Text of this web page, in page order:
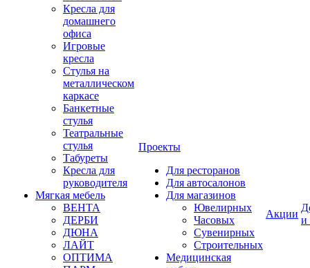
Кресла для
домашнего
офиса
Игровые
кресла
Стулья на
металлическом
каркасе
Банкетные
стулья
Театральные
стулья
Табуреты
Кресла для
руководителя
Мягкая мебель
ВЕНТА
ДЕРБИ
ДЮНА
ЛАЙТ
ОПТИМА
Проекты
Для ресторанов
Для автосалонов
Для магазинов
Ювелирных
Часовых
Сувенирных
Строительных
Медицинская
Акции
и